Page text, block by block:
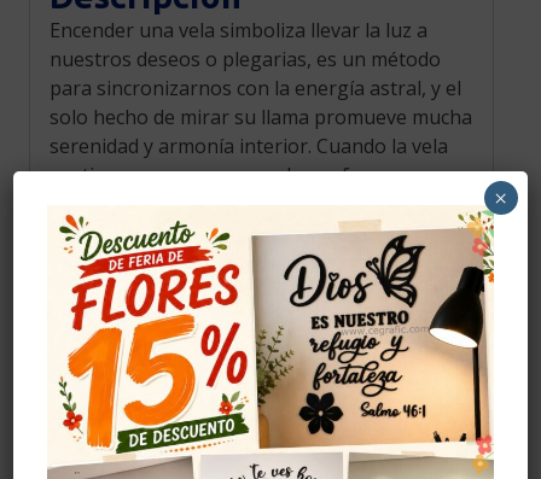
Encender una vela simboliza llevar la luz a
nuestros deseos o plegarias, es un método
para sincronizarnos con la energía astral, y el
solo hecho de mirar su llama promueve mucha
serenidad y armonía interior. Cuando la vela
contiene cuarzos nos ayuda a reforzar
nuestra intención. Enciéndela y concéntrate en
tu intención. Relájate, respira y permite que la
vela cumpla su cometido.
Amatista
: es una piedra protectora, brinda
calma y tranquilidad.
Cuarzo rosa
: es una piedra de amor
incondicional y paz infinita, nos enseña la
verdadera esencia del amor.
×